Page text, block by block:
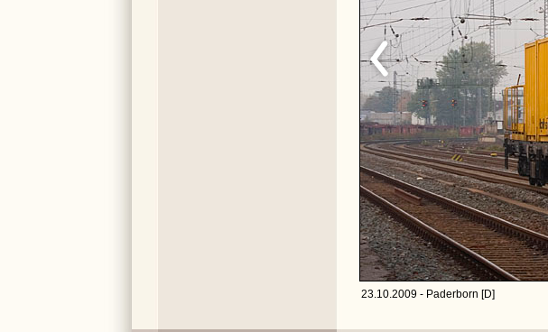
23.10.2009 - Paderborn [D]